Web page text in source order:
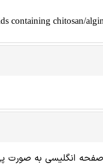
containing chitosan/